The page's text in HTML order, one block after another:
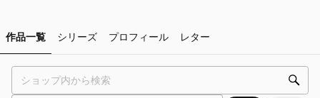
作品一覧 シリーズ プロフィール レター